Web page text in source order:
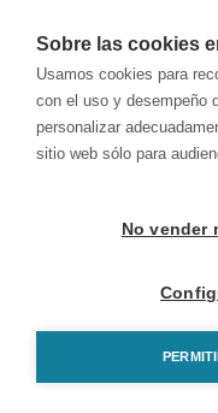
Sobre las cookies
Usamos cookies para
con el uso y desempeño
personalizar
sitio web sólo para
No vender